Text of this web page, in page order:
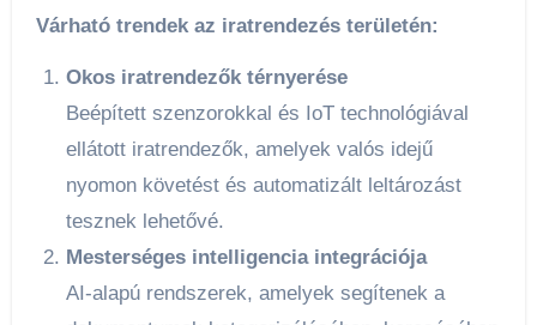
Várható trendek az iratrendezés területén:
Okos iratrendezők térnyerése
Beépített szenzorokkal és IoT technológiával
ellátott iratrendezők, amelyek valós idejű
nyomon követést és automatizált leltározást
tesznek lehetővé.
Mesterséges intelligencia integrációja
AI-alapú rendszerek, amelyek segítenek a